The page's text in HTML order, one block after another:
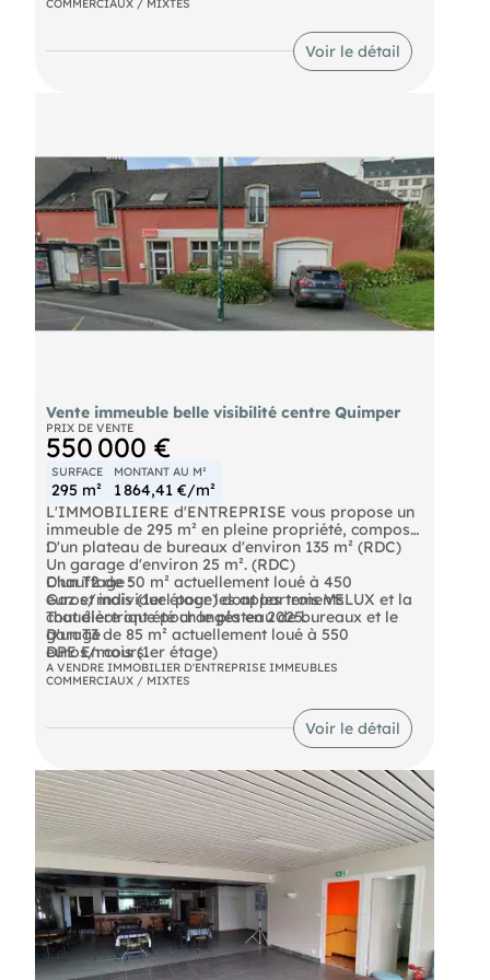
écoles et transports.
Voir le détail
Vente immeuble belle visibilité centre Quimper
PRIX DE VENTE
550 000 €
SURFACE
295 m²
MONTANT AU M²
1 864,41 €/m²
L'IMMOBILIERE d'ENTREPRISE vous propose un
immeuble de 295 m² en pleine propriété, composé
:D'un plateau de bureaux d'environ 135 m² (RDC)
Un garage d'environ 25 m². (RDC)
D'un T2 de 50 m² actuellement loué à 450
euros/mois (1er étage) dont les trois VELUX et la
chaudière ont été changés en 2025.
D'un T3 de 85 m² actuellement loué à 550
euros/mois (1er étage)
Chauffage :
Gaz et individuel pour les appartements
Tout électrique pour le plateau de bureaux et le
garage
DPE En cours
A VENDRE IMMOBILIER D'ENTREPRISE IMMEUBLES
COMMERCIAUX / MIXTES
Voir le détail